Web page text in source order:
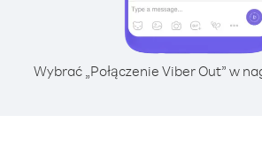
Wybrać „Połączenie Viber Out” w